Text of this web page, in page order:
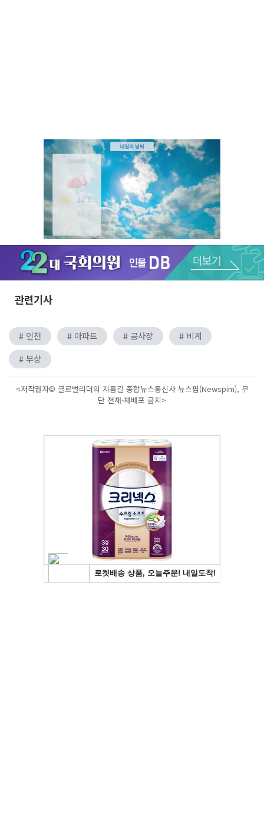
Unmute
관련기사
# 인천 # 아파트 # 공사장
# 비계
# 부상
<저작권자© 글로벌리더의 지름길 종합뉴스통신사 뉴스핌(Newspim), 무
단 전재-재배포 금지>